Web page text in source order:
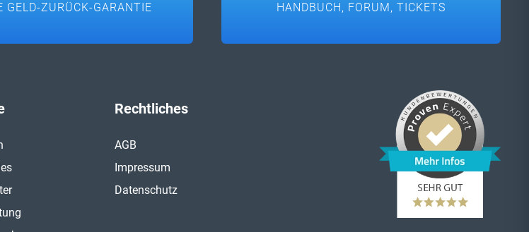
GELD-ZURÜCK-GARANTIE HANDBUCH, FORUM, TICKETS
Rechtliches
AGB
Impressum
Datenschutz